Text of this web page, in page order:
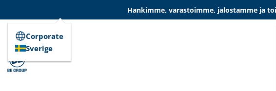
Hankimme, varastoimme, jalostamme ja
Corporate
Sverige